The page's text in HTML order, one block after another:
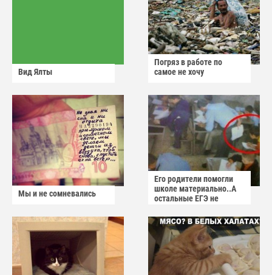
Вид Ялты
Погряз в работе по
самое не хочу
Мы и не сомневались
Его родители помогли
школе материально..А
остальные ЕГЭ не